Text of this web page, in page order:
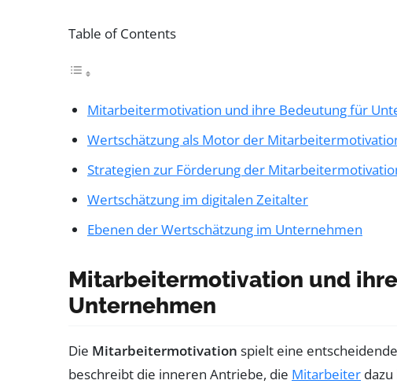
Table of Contents
Mitarbeitermotivation und ihre Bedeutung für
Wertschätzung als Motor der
Strategien zur Förderung der
Wertschätzung im digitalen Zeitalter
Ebenen der Wertschätzung im Unternehmen
Mitarbeitermotivation und
Unternehmen
Die Mitarbeitermotivation spielt eine
beschreibt die inneren Antriebe, die Mitarbeiter